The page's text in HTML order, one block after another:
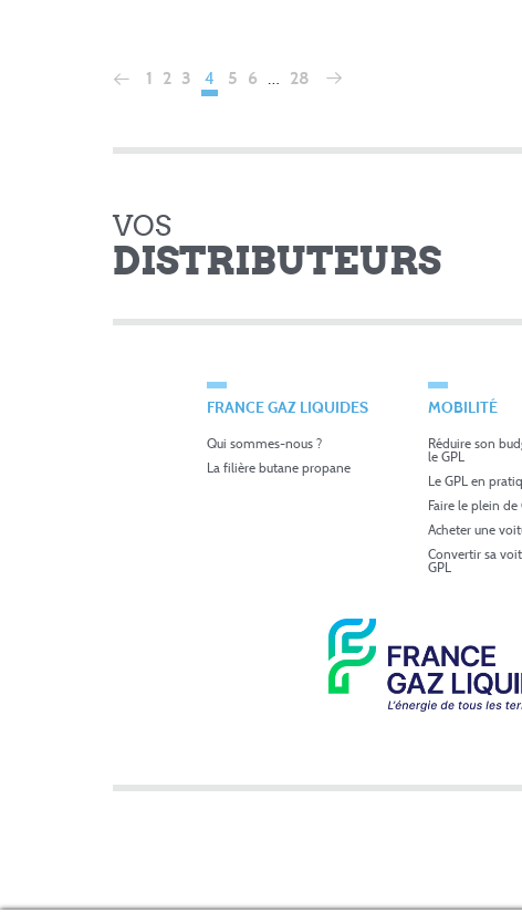
1 2 3 4 5 6 28
VOS
DISTRIBUTEURS
FRANCE GAZ LIQUIDES
Qui sommes-nous ?
La filière butane propane
MOBILITÉ
Réduire son
le GPL
Le GPL en
Faire le plein de
Acheter une
Convertir sa
GPL